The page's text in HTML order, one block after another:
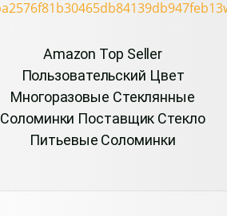
Amazon Top Seller
Пользовательский Цвет
Многоразовые Стеклянные
Соломинки Поставщик Стекло
Питьевые Соломинки